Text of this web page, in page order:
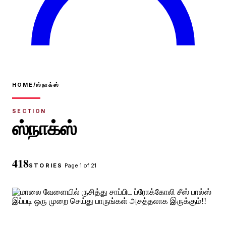
HOME/ஸ்நாக்ஸ்
SECTION
ஸ்நாக்ஸ்
418STORIES Page1 of 21